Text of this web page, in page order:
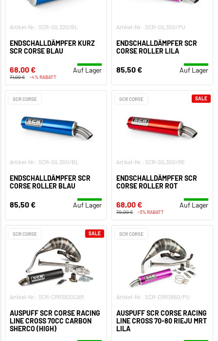
Artikel-Nr.: SCR-SIL320/BL
ENDSCHALLDÄMPFER KURZ
SCR CORSE BLAU
68,00 € Auf Lager
71,00 € -4% RABATT
Artikel-Nr.: SCR-SIL300/PU
ENDSCHALLDÄMPFER SCR
CORSE ROLLER LILA
85,50 € Auf Lager
SCR CORSE
Artikel-Nr.: SCR-SIL300/BL
ENDSCHALLDÄMPFER SCR
CORSE ROLLER BLAU
85,50 € Auf Lager
SCR CORSE
Artikel-Nr.: SCR-SIL300/RE
ENDSCHALLDÄMPFER SCR
CORSE ROLLER ROT
68,00 € Auf Lager
70,00 € -3% RABATT
SALE
SCR CORSE
Artikel-Nr.: SCR-CRR3820CAR
AUSPUFF SCR CORSE RACING
LINE CROSS 70CC CARBON
SHERCO (HIGH)
SALE SCR CORSE
Artikel-Nr.: SCR-CRR3860/PU
AUSPUFF SCR CORSE RACING
LINE CROSS 70-80 RIEJU MRT
LILA